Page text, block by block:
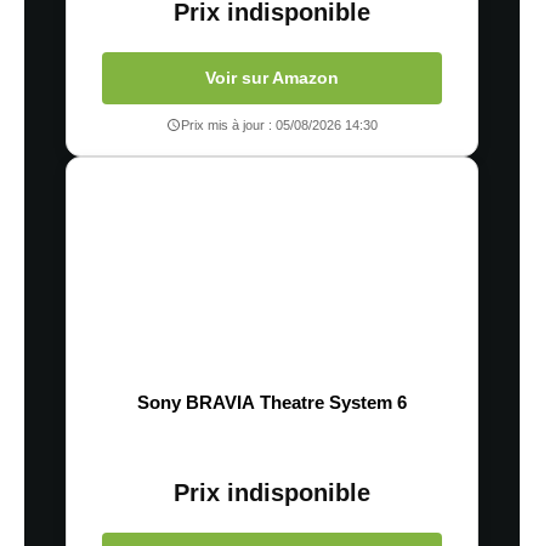
Prix indisponible
Voir sur Amazon
Prix mis à jour : 05/08/2026 14:30
Sony BRAVIA Theatre System 6
Prix indisponible